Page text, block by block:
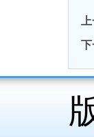
上
下